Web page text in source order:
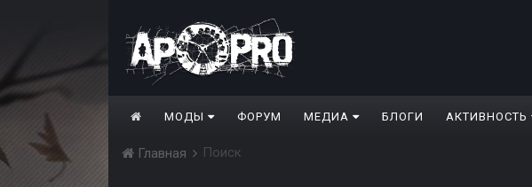
МОДЫ ФОРУМ МЕДИА БЛОГИ АКТИВНОСТЬ
Главная Поиск